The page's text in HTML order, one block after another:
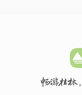
畅游桂林